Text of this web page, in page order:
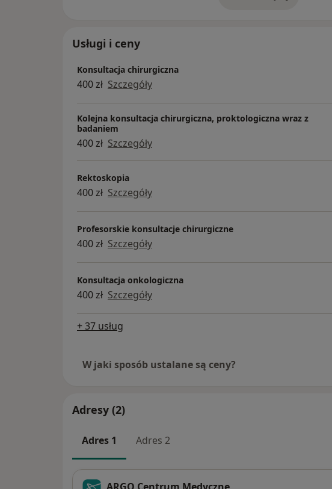
Usługi i ceny
Konsultacja chirurgiczna
400 zł Szczegóły
Kolejna konsultacja chirurgiczna, proktologiczna wraz z
badaniem
400 zł Szczegóły
Rektoskopia
400 zł Szczegóły
Profesorskie konsultacje chirurgiczne
400 zł Szczegóły
Konsultacja onkologiczna
400 zł Szczegóły
+ 37 usług
W jaki sposób ustalane są ceny?
Adresy (2)
Adres 1 Adres 2